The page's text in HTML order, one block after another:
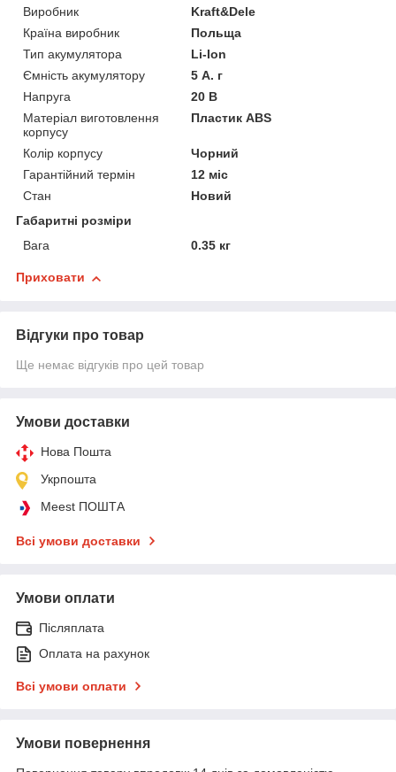
Виробник
Kraft&Dele
Країна виробник
Польща
Тип акумулятора
Li-Ion
Ємність акумулятору
5 А. г
Напруга
20 В
Матеріал виготовлення
корпусу
Пластик ABS
Колір корпусу
Чорний
Гарантійний термін
12 міс
Стан
Новий
Габаритні розміри
Вага
0.35 кг
Приховати
Відгуки про товар
Ще немає відгуків про цей товар
Умови доставки
Нова Пошта
Укрпошта
Meest ПОШТА
Всі умови доставки
Умови оплати
Післяплата
Оплата на рахунок
Всі умови оплати
Умови повернення